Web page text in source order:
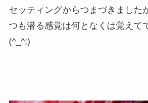
セッティングからつまづきました
つも潜る感覚は何となくは覚えて
(^_^;)